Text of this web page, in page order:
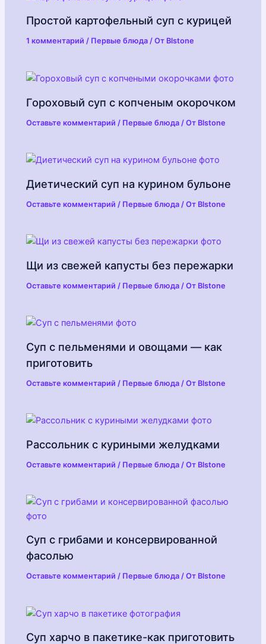
Простой картофельный суп с курицей
1 комментарий / Первые блюда / От Blstone
Гороховый суп с копченым окорочком
Оставьте комментарий / Первые блюда / От Blstone
Диетический суп на курином бульоне
Оставьте комментарий / Первые блюда / От Blstone
Щи из свежей капусты без пережарки
Оставьте комментарий / Первые блюда / От Blstone
Суп с пельменями и овощами — как
приготовить
Оставьте комментарий / Первые блюда / От Blstone
Рассольник с куриными желудками
Оставьте комментарий / Первые блюда / От Blstone
Суп с грибами и консервированной
фасолью
Оставьте комментарий / Первые блюда / От Blstone
Суп харчо в пакетике-как приготовить